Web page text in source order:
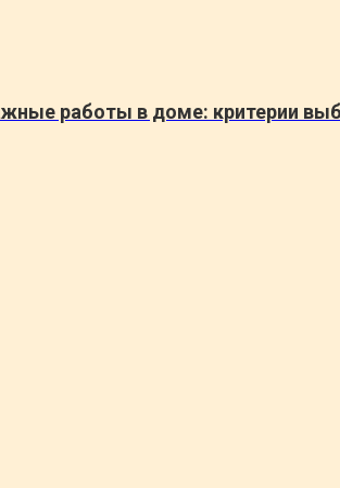
работы в доме: критерии